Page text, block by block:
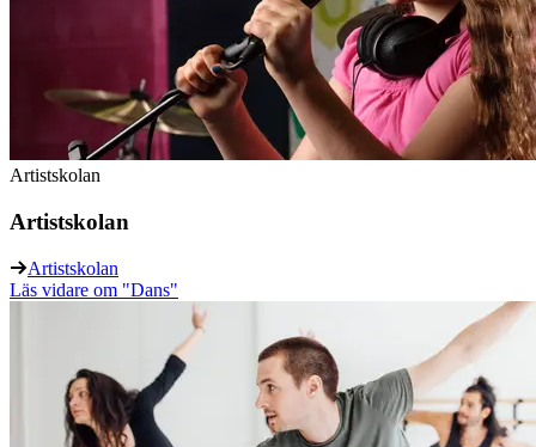
Artistskolan
Artistskolan
Artistskolan
Läs vidare om "Dans"